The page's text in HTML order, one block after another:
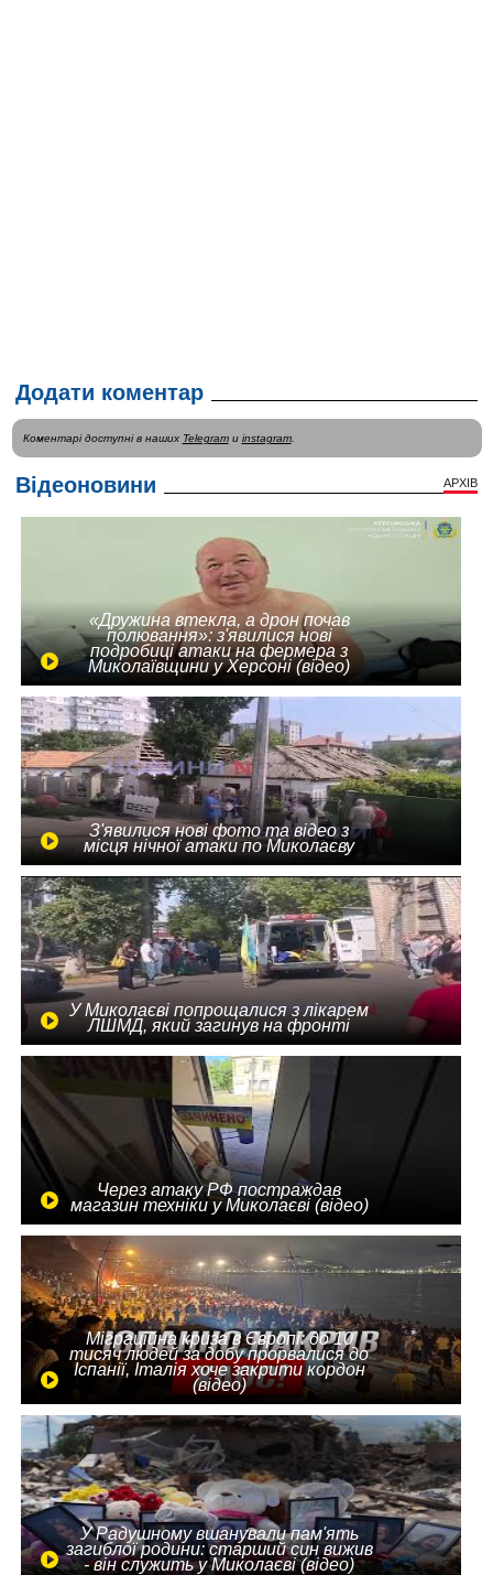
Додати коментар
Коментарі доступні в наших Telegramи instagram.
Відеоновини АРХІВ
«Дружина втекла, а дрон почав
полювання»: з'явилися нові
подробиці атаки на фермера з
Миколаївщини у Херсоні (відео)
З'явилися нові фото та відео з
місця нічної атаки по Миколаєву
У Миколаєві попрощалися з лікарем
ЛШМД, який загинув на фронті
Через атаку РФ постраждав
магазин техніки у Миколаєві (відео)
Міграційна криза в Європі: до 10
тисяч людей за добу прорвалися до
Іспанії, Італія хоче закрити кордон
(відео)
У Радушному вшанували пам'ять
загиблої родини: старший син вижив
- він служить у Миколаєві (відео)